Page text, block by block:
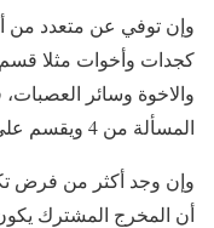
وإن توفي عن متعدد
كجدات وأخوات مثلا
والاخوة وسائر
المسألة من 4 ويقسم على كل واحدة منهن سهم واحد.
وإن وجد أكثر من فرض